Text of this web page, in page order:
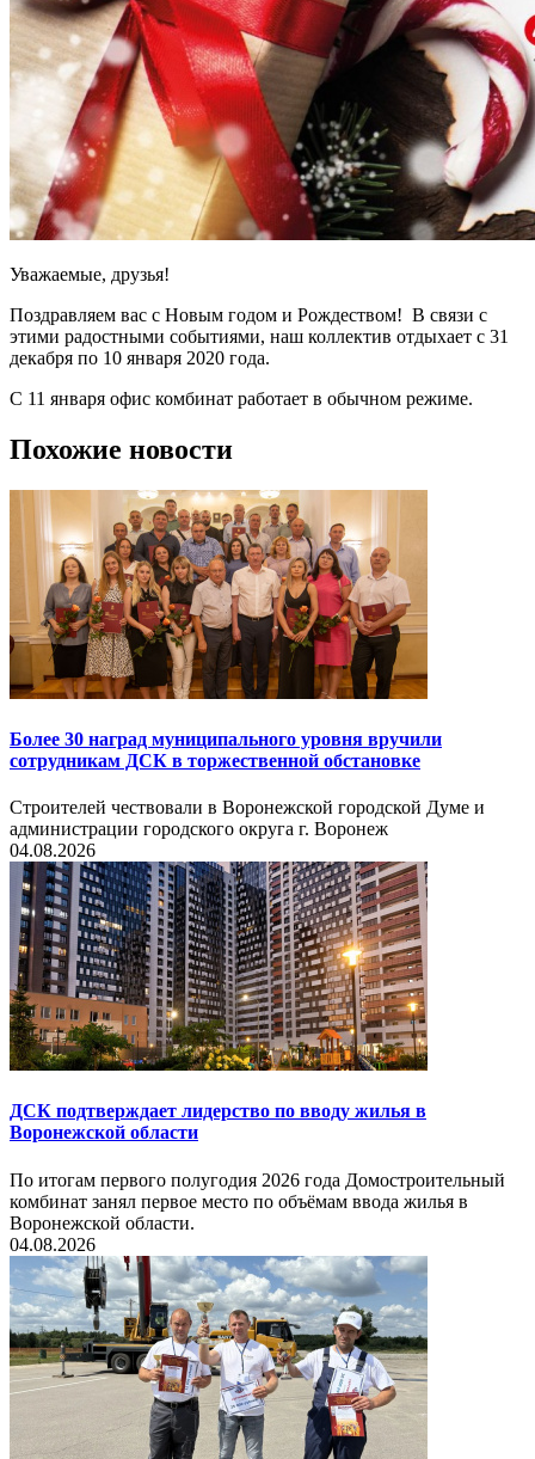
Уважаемые, друзья!
Поздравляем вас с Новым годом и Рождеством! В связи с
этими радостными событиями, наш коллектив отдыхает с 31
декабря по 10 января 2020 года.
С 11 января офис комбинат работает в обычном режиме.
Похожие новости
Более 30 наград муниципального уровня вручили
сотрудникам ДСК в торжественной обстановке
Строителей чествовали в Воронежской городской Думе и
администрации городского округа г. Воронеж
04.08.2026
ДСК подтверждает лидерство по вводу жилья в
Воронежской области
По итогам первого полугодия 2026 года Домостроительный
комбинат занял первое место по объёмам ввода жилья в
Воронежской области.
04.08.2026